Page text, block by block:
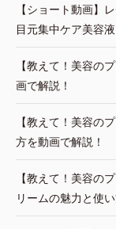
【ショート動画】
目元集中ケア美容
【教えて！美容の
画で解説！
【教えて！美容の
方を動画で解説！
【教えて！美容の
リームの魅力と使